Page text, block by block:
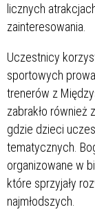
licznych
zainteresowania.
Uczestnicy
sportowych
trenerów z
zabrakło również
gdzie dzieci
tematycznych.
organizowane w
które sprzyjały
najmłodszych.